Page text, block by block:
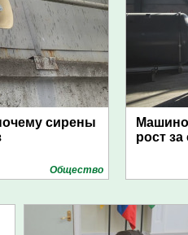
сирены
Общество
рост за